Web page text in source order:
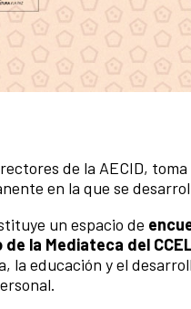
de la AECID,
en la que se
un espacio de
la Mediateca del
la educación y el